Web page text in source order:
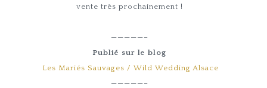
vente très prochainement !
—————–
Publié sur le blog
Les Mariés Sauvages / Wild Wedding Alsace
—————–